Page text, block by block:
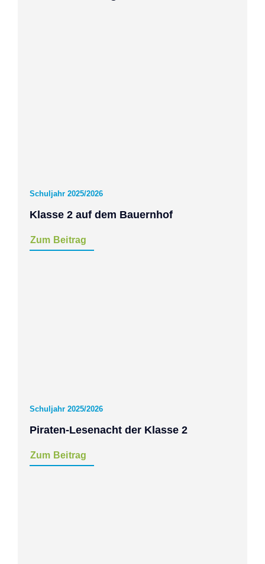
Schuljahr 2025/2026
Klasse 2 auf dem Bauernhof
Zum Beitrag
Schuljahr 2025/2026
Piraten-Lesenacht der Klasse 2
Zum Beitrag